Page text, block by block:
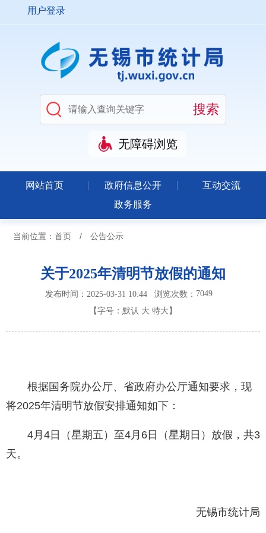
用户登录
无障碍浏览
网站首页 政府信息公开
互动交流
政务服务
当前位置： 首页 / 公告公示
关于2025年清明节放假的通知
发布时间：2025-03-31 10:44浏览次数： 7049
【字号： 默认 大 特大 】
根据国务院办公厅、省政府办公厅通知要求，现
将2025年清明节放假安排通知如下：
4月4日（星期五）至4月6日（星期日）放假，共3
天。
无锡市统计局